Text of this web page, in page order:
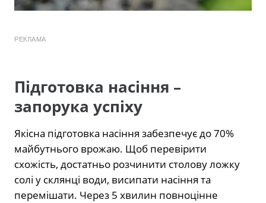
РЕКЛАМА
Підготовка насіння –
запорука успіху
Якісна підготовка насіння забезпечує до 70%
майбутнього врожаю. Щоб перевірити
схожість, достатньо розчинити столову ложку
солі у склянці води, висипати насіння та
перемішати. Через 5 хвилин повноцінне